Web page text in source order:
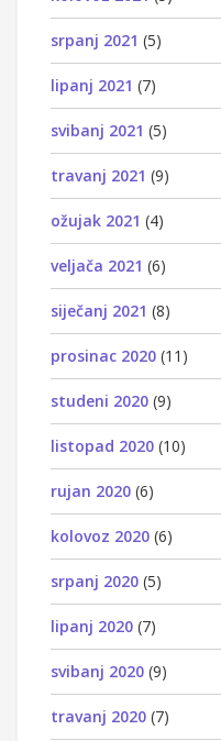
srpanj 2021 (5)
lipanj 2021 (7)
svibanj 2021 (5)
travanj 2021 (9)
ožujak 2021 (4)
veljača 2021 (6)
siječanj 2021 (8)
prosinac 2020 (11)
studeni 2020 (9)
listopad 2020 (10)
rujan 2020 (6)
kolovoz 2020 (6)
srpanj 2020 (5)
lipanj 2020 (7)
svibanj 2020 (9)
travanj 2020 (7)